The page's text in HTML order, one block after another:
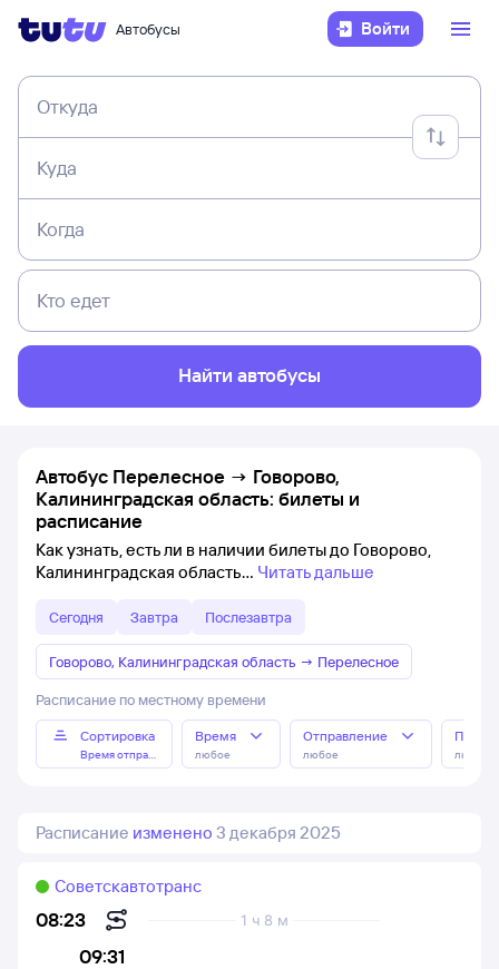
Автобусы Войти
Откуда
Куда
Когда
Кто едет
Найти автобусы
Автобус Перелесное → Говорово,
Калининградская область: билеты и
расписание
Как узнать, есть ли в наличии билеты до Говорово,
Калининградская область
Читать дальше
Сегодня Завтра Послезавтра
Говорово, Калининградская область → Перелесное
Расписание по местному времени
Сортировка
Время отправления
Время
любое
Отправление
любое любое
Расписание изменено 3 декабря 2025
08:23
09:31
1 ч 8 м
Советскавтотранc